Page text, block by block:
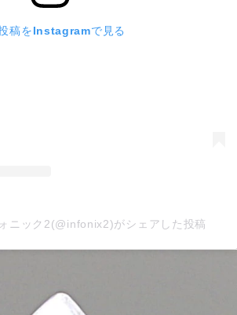
稿をInstagramで見る
ニック2(@infonix2)がシェアした投稿